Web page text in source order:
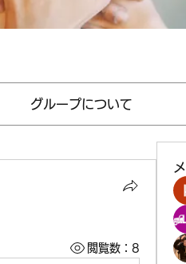
グループについて
閲覧数：8